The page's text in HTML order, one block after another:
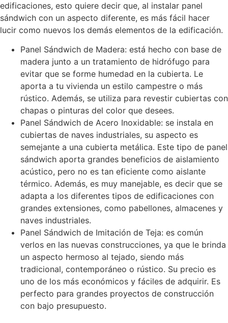
edificaciones, esto quiere decir que, al instalar panel
sándwich con un aspecto diferente, es más fácil hacer
lucir como nuevos los demás elementos de la edificación.
Panel Sándwich de Madera: está hecho con base de
madera junto a un tratamiento de hidrófugo para
evitar que se forme humedad en la cubierta. Le
aporta a tu vivienda un estilo campestre o más
rústico. Además, se utiliza para revestir cubiertas con
chapas o pinturas del color que desees.
Panel Sándwich de Acero Inoxidable: se instala en
cubiertas de naves industriales, su aspecto es
semejante a una cubierta metálica. Este tipo de panel
sándwich aporta grandes beneficios de aislamiento
acústico, pero no es tan eficiente como aislante
térmico. Además, es muy manejable, es decir que se
adapta a los diferentes tipos de edificaciones con
grandes extensiones, como pabellones, almacenes y
naves industriales.
Panel Sándwich de Imitación de Teja: es común
verlos en las nuevas construcciones, ya que le brinda
un aspecto hermoso al tejado, siendo más
tradicional, contemporáneo o rústico. Su precio es
uno de los más económicos y fáciles de adquirir. Es
perfecto para grandes proyectos de construcción
con bajo presupuesto.